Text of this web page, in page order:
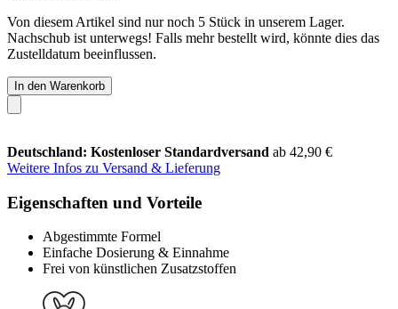
Von diesem Artikel sind nur noch 5 Stück in unserem Lager.
Nachschub ist unterwegs! Falls mehr bestellt wird, könnte dies das
Zustelldatum beeinflussen.
In den Warenkorb
Deutschland: Kostenloser Standardversand ab 42,90 €
Weitere Infos zu Versand & Lieferung
Eigenschaften und Vorteile
Abgestimmte Formel
Einfache Dosierung & Einnahme
Frei von künstlichen Zusatzstoffen